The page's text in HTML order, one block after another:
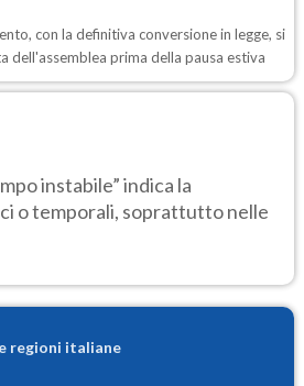
con la definitiva conversione in legge, si
dell'assemblea prima della pausa estiva
instabile” indica la
o temporali, soprattutto nelle
regioni italiane